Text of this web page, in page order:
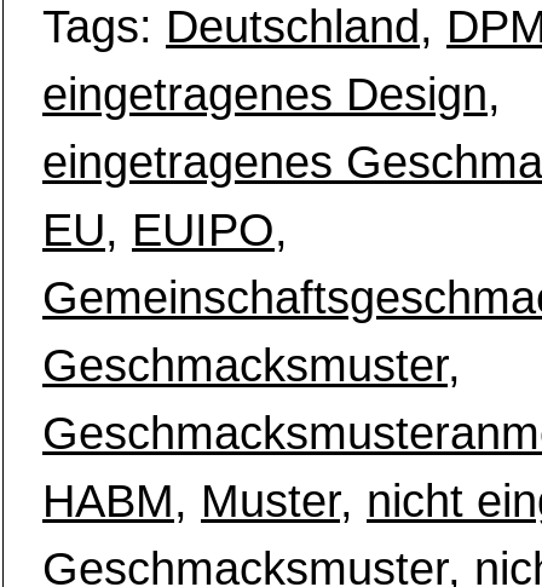
Tags: Deutschland,
eingetragenes Design,
eingetragenes
EU, EUIPO,
Geschmacksmuster,
HABM, Muster, nicht
Geschmacksmuster,